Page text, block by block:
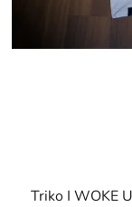
Triko I WOKE